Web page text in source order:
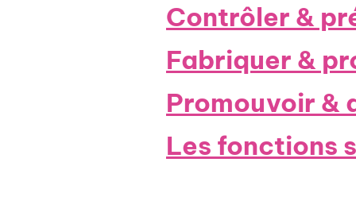
Contrôler &
Fabriquer &
Promouvoir &
Les fonctions